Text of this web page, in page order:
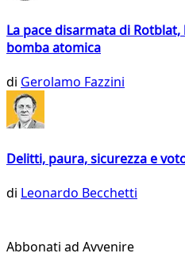
La pace disarmata di
bomba atomica
di Gerolamo Fazzini
Delitti, paura, sicurezza e
di Leonardo Becchetti
Abbonati ad Avvenire